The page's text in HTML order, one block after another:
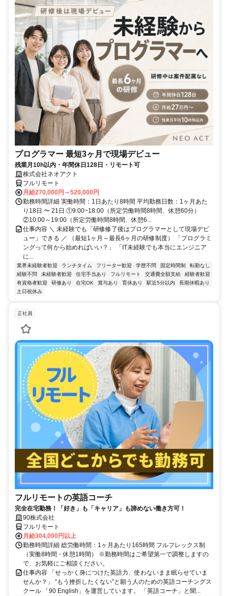
プログラマー 最短3ヶ月で現場デビュー
残業月10h以内・年間休日128日・リモート可
株式会社ネオアクト
フルリモート
月給270,000円～520,000円
勤務時間詳細 実働時間：1日あたり8時間 平均勤務日数：1ヶ月あた
り18日 〜 21日 ①9:00~18:00（所定労働時間8時間、休憩60分）
②10:00～19:00（所定労働時間8時間、休憩6...
仕事内容 ＼ 未経験でも「研修修了後はプログラマーとして現場デビ
ュー」できる ／ （最短1ヶ月～最長6ヶ月の研修制度） 「プログラミ
ングって何から始めればいい？」 「IT未経験でも本当にエンジニア
に...
業界未経験者歓迎 ランチタイム フリーター歓迎 学歴不問 固定時間制
転勤なし
経験不問
未経験者歓迎 住宅手当あり フルリモート 交通費全額支給
経験者歓迎
有資格者歓迎
研修あり 在宅OK 賞与あり 育休あり 駅近5分以内
長期休暇あり
土日祝休み
正社員
フルリモートの英語コーチ
完全在宅勤務！「好き」も「キャリア」も諦めない働き方可！
90株式会社
フルリモート
月給304,000円以上
勤務時間詳細 総労働時間：1ヶ月あたり165時間 フルフレックス制
（実働8時間・休憩1時間） ※勤務時間はご希望第一で調整しますの
で、お気軽にご相談ください。
仕事内容 「せっかく身につけた英語力、使わないまま眠らせていま
せんか？」 “もう挫折したくない”と願う人のための英語コーチングス
クール 「90 English」を運営しています。 「英語コーチ」と聞...